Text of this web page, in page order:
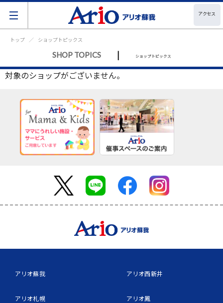
アクセス
トップ ショップトピックス
SHOP TOPICS | ショップトピックス
対象のショップがございません。
アリオ蘇我
アリオ札幌
アリオ西新井
アリオ鳳